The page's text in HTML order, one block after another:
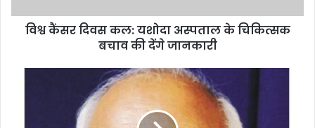
विश्व कैंसर दिवस कल: यशोदा अस्पताल के चिकित्सक
बचाव की देंगे जानकारी